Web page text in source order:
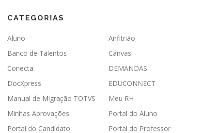
CATEGORIAS
Aluno
Anfitrião
Banco de Talentos
Canvas
Conecta
DEMANDAS
DocXpress
EDUCONNECT
Manual de Migração TOTVS
Meu RH
Minhas Aprovações
Portal do Aluno
Portal do Candidato
Portal do Professor